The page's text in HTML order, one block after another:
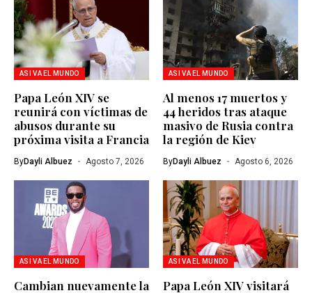
ASI VA EL MUNDO
Papa León XIV se
reunirá con víctimas de
abusos durante su
próxima visita a Francia
ByDayli Albuez Agosto 7, 2026
ASI VA EL MUNDO
Al menos 17 muertos y
44 heridos tras ataque
masivo de Rusia contra
la región de Kiev
ByDayli Albuez Agosto 6, 2026
ASI VA EL MUNDO
Cambian nuevamente la
ASI VA EL MUNDO
Papa León XIV visitará